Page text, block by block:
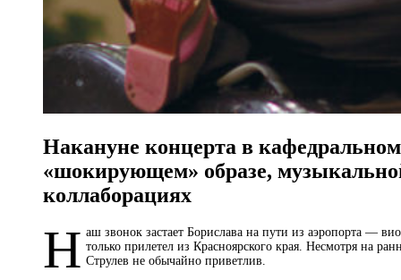
Накануне концерта в
«шокирующем» образе,
коллаборациях
Н аш звонок застает Борислава на пути из аэропорта —
только прилетел из Красноярского края. Несмотря на
Струлев не обычайно приветлив.